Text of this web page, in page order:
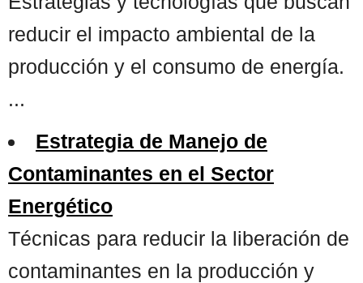
reducir el impacto ambiental de la
producción y el consumo de energía.
...
Estrategia de Manejo de
Contaminantes en el Sector
Energético
Técnicas para reducir la liberación de
contaminantes en la producción y